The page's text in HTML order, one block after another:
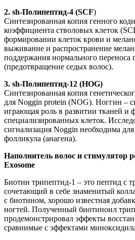
2. sh-Полипептид-4 (SCF)
Синтезированная копия генного
коэффициента стволовых клеток
формировании клеток крови и
выживание и распространение
поддержания нормального переноса
(предотвращение седых волос).
3. sh-Полипептид-12 (НОG)
Синтезированная копия
для Noggin protein (NOG). Ноггин –
играющая роль в развитии тканей и
специализированных клеток.
сигнализация Noggin необходима
фолликула (анагена).
Наполнитель волос и стимулятор
Exosome
Биотин трипептид-1 – это пептид с
сочетающий в себе знаменитый
с биотином, хорошо известная
ногтей. Полученный биотиноил
продемонстрировал эффекты
сравнимые с эффектами